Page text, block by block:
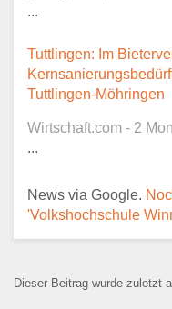
Name der
...
Tuttlingen: Im
Tuttlingen-Möhringen
Wirtschaft.com - 2
...
News via Google.
'Volkshochschule
Dieser Beitrag wurde zuletzt